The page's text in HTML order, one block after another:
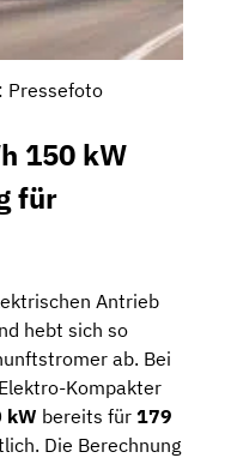
Pressefoto
150 kW
für
Antrieb
hebt sich so
ab. Bei
Kompakter
kW bereits für 179
Die Berechnung